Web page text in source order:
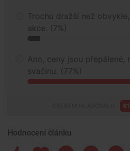
Trochu dražší než
akce. (7%)
Ano, ceny jsou přepálené,
svačinu. (77%)
Hodnocení článku